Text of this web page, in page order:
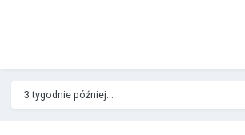
3 tygodnie później...